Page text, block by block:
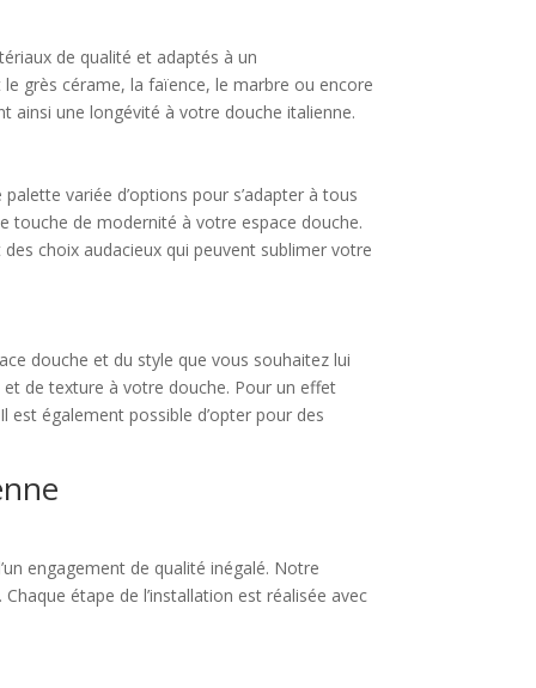
de qualité et adaptés à un
grès cérame, la faïence, le marbre ou encore
ainsi une longévité à votre douche italienne.
variée d’options pour s’adapter à tous
touche de modernité à votre espace douche.
choix audacieux qui peuvent sublimer votre
douche et du style que vous souhaitez lui
de texture à votre douche. Pour un effet
est également possible d’opter pour des
engagement de qualité inégalé. Notre
étape de l’installation est réalisée avec